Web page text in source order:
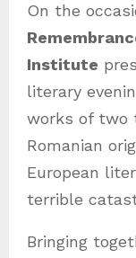
On the
Institute
literary
works of two
Romanian
European
terrible
Bringing